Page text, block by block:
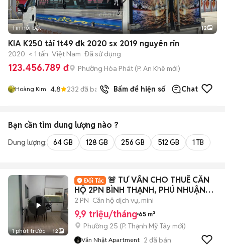
+2
Tin nổi bật 12
KIA K250 tải 1t49 đk 2020 sx 2019 nguyên rin
2020 < 1 tấn Việt Nam Đã sử dụng
123.456.789 đ Phường Hòa Phát (P. An Khê mới)
Hoàng Kim 4.8 232 đã bán Bấm để hiện số Chat
Bạn cần tìm dung lượng nào ?
Dung lượng: 64 GB 128 GB 256 GB 512 GB 1 TB
1 phút trước 12
🚨 TƯ VẤN CHO THUÊ CĂN
HỘ 2PN BÌNH THẠNH, PHÚ NHUẬN
GIÁ CHỈ TỪ 10tr 💖
2 PN Căn hộ dịch vụ, mini
9,9 triệu/tháng 65 m²
Phường 25 (P. Thạnh Mỹ Tây mới)
Văn Nhật Apartment 2 đã bán